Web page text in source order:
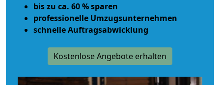
bis zu ca. 60 % sparen
professionelle Umzugsunternehmen
schnelle Auftragsabwicklung
Kostenlose Angebote erhalten